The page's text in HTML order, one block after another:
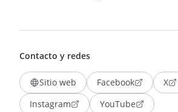
Contacto y redes
Sitio web Facebook X
Instagram
YouTube